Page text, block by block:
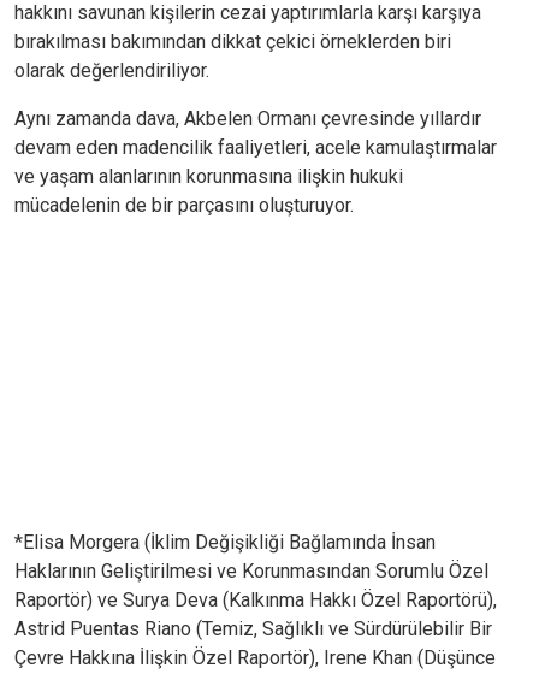
hakkını savunan kişilerin cezai yaptırımlarla karşı karşıya
bırakılması bakımından dikkat çekici örneklerden biri
olarak değerlendiriliyor.
Aynı zamanda dava, Akbelen Ormanı çevresinde yıllardır
devam eden madencilik faaliyetleri, acele kamulaştırmalar
ve yaşam alanlarının korunmasına ilişkin hukuki
mücadelenin de bir parçasını oluşturuyor.
*Elisa Morgera (İklim Değişikliği Bağlamında İnsan
Haklarının Geliştirilmesi ve Korunmasından Sorumlu Özel
Raportör) ve Surya Deva (Kalkınma Hakkı Özel Raportörü),
Astrid Puentas Riano (Temiz, Sağlıklı ve Sürdürülebilir Bir
Çevre Hakkına İlişkin Özel Raportör), Irene Khan (Düşünce